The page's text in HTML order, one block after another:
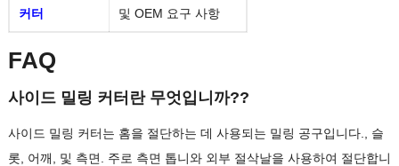
커터
및 OEM 요구 사항
FAQ
사이드 밀링 커터란 무엇입니까??
사이드 밀링 커터는 홈을 절단하는 데 사용되는 밀링 공구입니다., 슬
롯, 어깨, 및 측면. 주로 측면 톱니와 외부 절삭날을 사용하여 절단합니